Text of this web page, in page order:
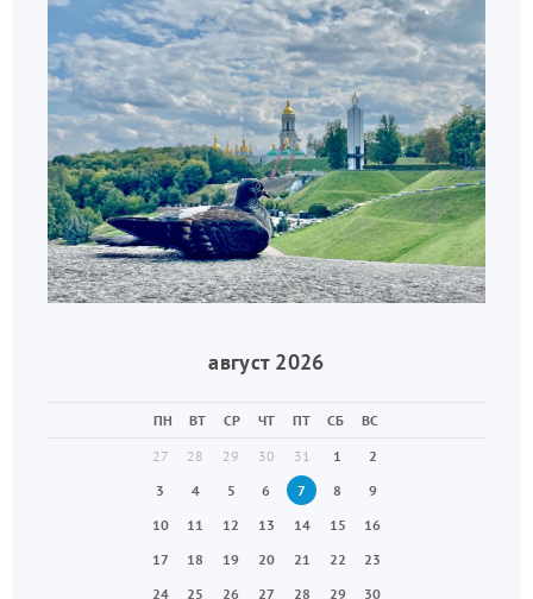
август 2026
ПН ВТ СР ЧТ ПТ СБ
ВС
27
28 29 30 31 1
2
3
4 5 6 7 8
9
10
11 12 13 14 15
16
17
18 19 20 21 22
23
24
25 26 27 28 29
30